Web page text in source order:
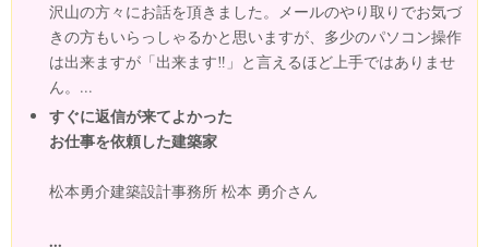
沢山の方々にお話を頂きました。メールのやり取りでお気づ
きの方もいらっしゃるかと思いますが、多少のパソコン操作
は出来ますが「出来ます‼」と言えるほど上手ではありませ
ん。...
すぐに返信が来てよかった
お仕事を依頼した建築家
松本勇介建築設計事務所 松本 勇介さん
...